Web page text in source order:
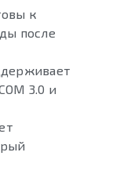
к
после
3.0 и